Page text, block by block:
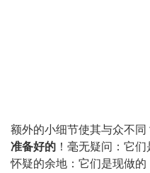
额外的小细节使其与众不同
准备好的 ！毫无疑问：它
怀疑的余地：它们是现做的